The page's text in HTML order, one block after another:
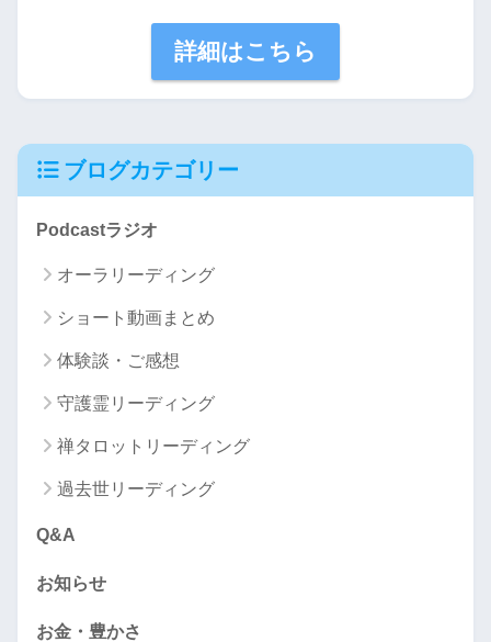
詳細はこちら
ブログカテゴリー
Podcastラジオ
オーラリーディング
ショート動画まとめ
体験談・ご感想
守護霊リーディング
禅タロットリーディング
過去世リーディング
Q&A
お知らせ
お金・豊かさ